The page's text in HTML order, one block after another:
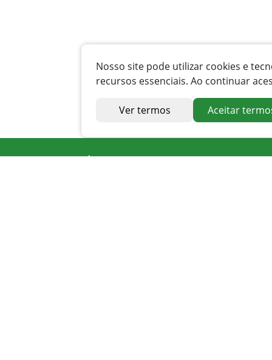
Endereço
Nosso site pode utilizar cookies e
recursos essenciais. Ao continuar
Ver termos Aceitar